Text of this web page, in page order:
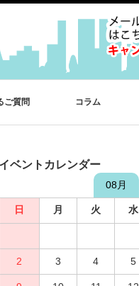
ご質問 コラム
イベントカレンダー
08月
日 月 火 水
2 3 4 5
日 月 火 水
6 7 8 9